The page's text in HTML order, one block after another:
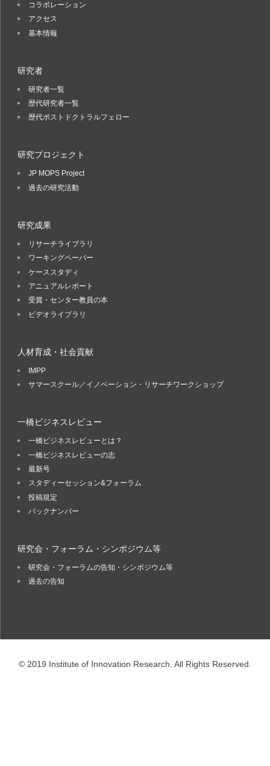
コラボレーション
アクセス
基本情報
研究者
研究者一覧
歴代研究者一覧
歴代ポストドクトラルフェロー
研究プロジェクト
JP MOPS Project
過去の研究活動
研究成果
リサーチライブラリ
ワーキングペーパー
ケーススタディ
アニュアルレポート
受賞・センター教員の本
ビデオライブラリ
人材育成・社会貢献
IMPP
サマースクール／イノベーション・リサーチワークショップ
一橋ビジネスレビュー
一橋ビジネスレビューとは？
一橋ビジネスレビューの志
最新号
スタディーセッション&フォーラム
投稿規定
バックナンバー
研究会・フォーラム・シンポジウム等
研究会・フォーラムの告知・シンポジウム等
過去の告知
© 2019 Institute of Innovation Research. All Rights Reserved.